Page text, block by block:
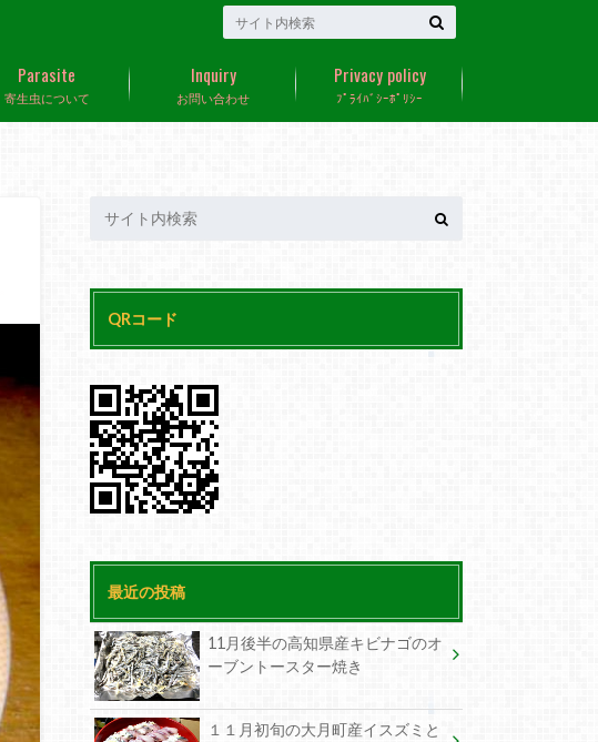
寄生虫について
Parasite
お問い合わせ
Inquiry
ﾌﾟﾗｲﾊﾞｼｰﾎﾟﾘｼｰ
Privacy policy
QRコード
最近の投稿
11月後半の高知県産キビナゴのオ
ーブントースター焼き
１１月初旬の大月町産イスズミと